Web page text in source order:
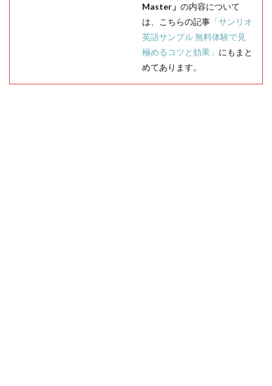
Master」 の内容について
は、こちらの記事 「サンリオ
英語サンプル 無料体験で見
極めるコツと効果」 にもまと
めてあります。